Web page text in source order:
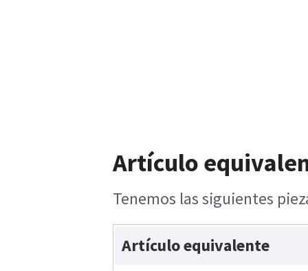
Artículo
Tenemos las siguientes
Artículo equivalente